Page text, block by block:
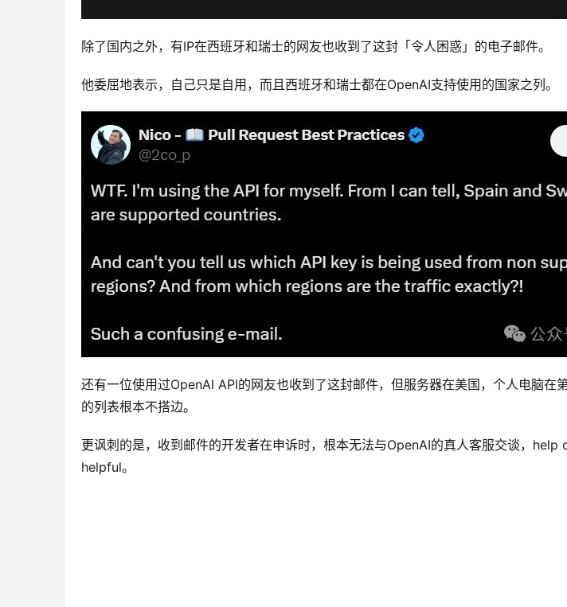
除了国内之外，有IP在西班牙和瑞士的网友也收到了这封「令人困惑」的电子邮件。
他委屈地表示，自己只是自用，而且西班牙和瑞士都在OpenAI支持使用的国家之列。
还有一位使用过OpenAI API的网友也收到了这封邮件，但服务器在美国，个人电脑在
的列表根本不搭边。
更讽刺的是，收到邮件的开发者在申诉时，根本无法与OpenAI的真人客服交谈，help
helpful。